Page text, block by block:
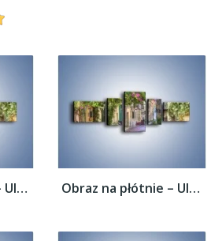
Obraz na płótnie – Uliczka w historycznej... Obraz na płótnie – Uliczka w historycznej...